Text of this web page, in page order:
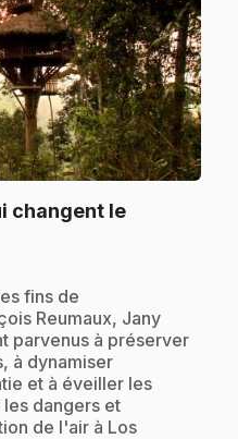
changent le
fins de
Reumaux, Jany
parvenus à préserver
à dynamiser
et à éveiller les
dangers et
de l'air à Los